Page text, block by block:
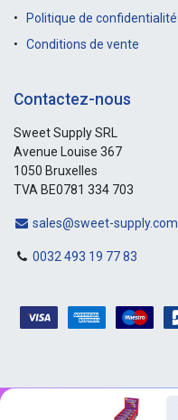
Politique de confidentialité
Conditions de vente
Contactez-nous
Sweet Supply SRL
Avenue Louise 367
1050 Bruxelles
TVA BE0781 334 703
sales@sweet-supply.com
0032 493 19 77 83
Copyright © Sweet-Supply